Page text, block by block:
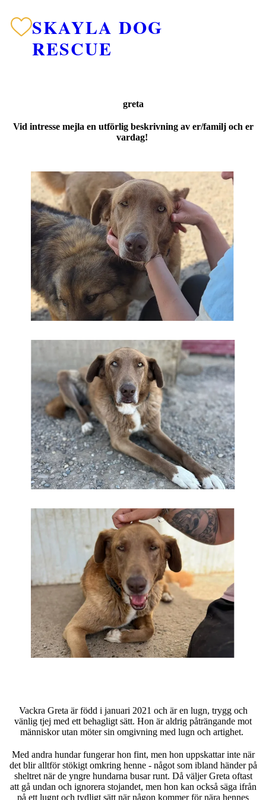
SKAYLA DOG
RESCUE
greta
Vid intresse mejla en utförlig beskrivning av er/familj och er
vardag!
Vackra Greta är född i januari 2021 och är en lugn, trygg och
vänlig tjej med ett behagligt sätt. Hon är aldrig påträngande mot
människor utan möter sin omgivning med lugn och artighet.
Med andra hundar fungerar hon fint, men hon uppskattar inte när
det blir alltför stökigt omkring henne - något som ibland händer på
sheltret när de yngre hundarna busar runt. Då väljer Greta oftast
att gå undan och ignorera stojandet, men hon kan också säga ifrån
på ett lugnt och tydligt sätt när någon kommer för nära hennes